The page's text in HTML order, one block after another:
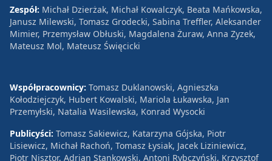
Zespół: Michał Dzierżak, Michał Kowalczyk, Beata Mańkowska,
Janusz Milewski, Tomasz Grodecki, Sabina Treffler, Aleksander
Mimier, Przemysław Obłuski, Magdalena Żuraw, Anna Zyzek,
Mateusz Mol, Mateusz Święcicki
Współpracownicy: Tomasz Duklanowski, Agnieszka
Kołodziejczyk, Hubert Kowalski, Mariola Łukawska, Jan
Przemyłski, Natalia Wasilewska, Konrad Wysocki
Publicyści: Tomasz Sakiewicz, Katarzyna Gójska, Piotr
Lisiewicz, Michał Rachoń, Tomasz Łysiak, Jacek Liziniewicz,
Piotr Nisztor, Adrian Stankowski, Antoni Rybczyński, Krzysztof